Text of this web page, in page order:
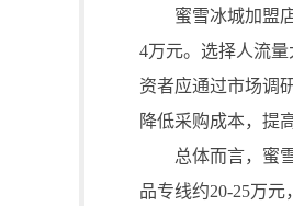
蜜雪冰城加盟店
4万元。选择人流
资者应通过市场调
降低采购成本，提
总体而言，蜜雪
品专线约20-25万